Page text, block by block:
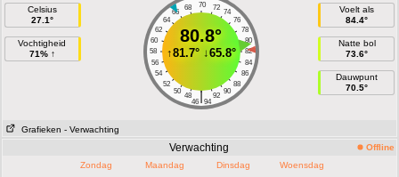
Celsius
27.1°
Vochtigheid
71% ↑
70
68 72
66
74
64
76
62
78
60
80
58
82
56
84
54
86
52
88
50
90
48 92
|
46 94
80.8°
↑81.7°↓65.8°
Voelt als
84.4°
Natte bol
73.6°
Dauwpunt
70.5°
Grafieken - Verwachting
Verwachting
Offline
Zondag
Maandag Dinsdag Woensdag